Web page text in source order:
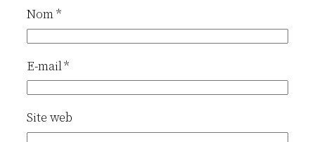
Nom*
E-mail*
Site web